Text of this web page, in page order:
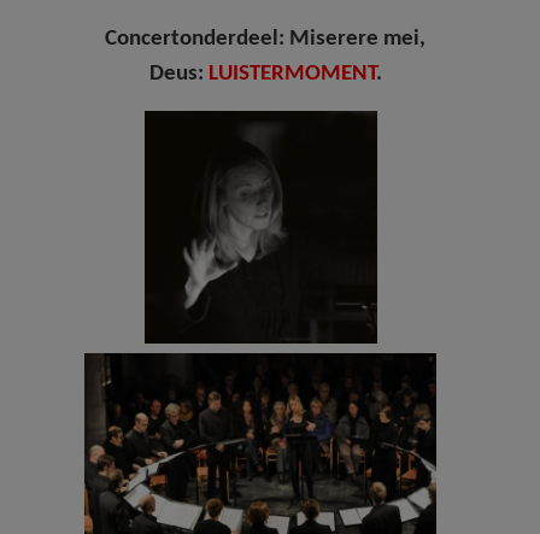
Concertonderdeel: Miserere mei,
Deus: LUISTERMOMENT.